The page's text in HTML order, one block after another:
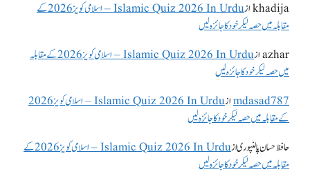
khadijaاز
Islamic Quiz 2026 In Urdu – اسلامی کویز 2026 کے
مقابلہ میں حصہ لیکر خود کا جائزہ لیں
azharاز
Islamic Quiz 2026 In Urdu – اسلامی کویز 2026 کے مقابلہ
میں حصہ لیکر خود کا جائزہ لیں
mdasad787از
Islamic Quiz 2026 In Urdu – اسلامی کویز 2026
کے مقابلہ میں حصہ لیکر خود کا جائزہ لیں
حافظ حسان پالنپوریاز
Islamic Quiz 2026 In Urdu – اسلامی کویز 2026 کے
مقابلہ میں حصہ لیکر خود کا جائزہ لیں